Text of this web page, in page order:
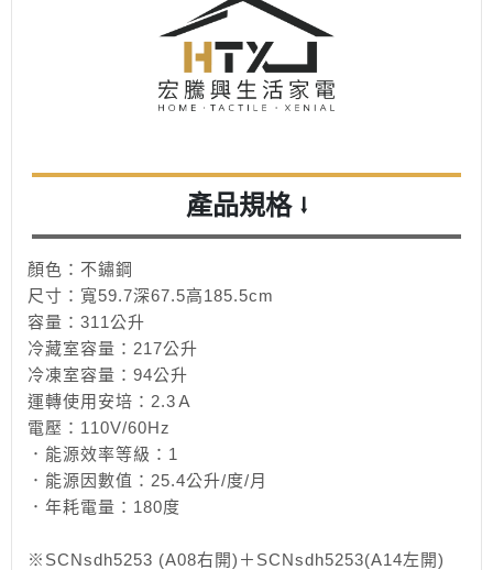
產品規格 ⭣
顏色：不鏽鋼
尺寸：寬59.7深67.5高185.5cm
容量：311公升
冷藏室容量：217公升
冷凍室容量：94公升
運轉使用安培：2.3Ａ
電壓：110V/60Hz
．能源效率等級：1
．能源因數值：25.4公升/度/月
．年耗電量：180度
※SCNsdh5253 (A08右開)＋SCNsdh5253(A14左開)